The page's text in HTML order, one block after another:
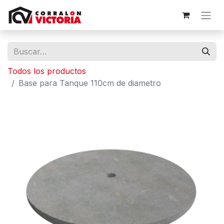
Todos los productos
Base para Tanque 110cm de diametro